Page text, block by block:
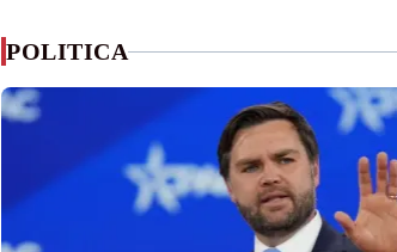
POLITICA